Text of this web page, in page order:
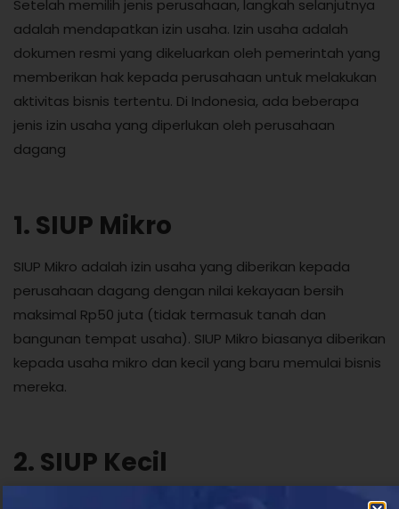
Setelah memilih jenis perusahaan, langkah selanjutnya
adalah mendapatkan izin usaha. Izin usaha adalah
dokumen resmi yang dikeluarkan oleh pemerintah yang
memberikan hak kepada perusahaan untuk melakukan
aktivitas bisnis tertentu. Di Indonesia, ada beberapa
jenis izin usaha yang diperlukan oleh perusahaan
dagang
1. SIUP Mikro
SIUP Mikro adalah izin usaha yang diberikan kepada
perusahaan dagang dengan nilai kekayaan bersih
maksimal Rp50 juta (tidak termasuk tanah dan
bangunan tempat usaha). SIUP Mikro biasanya diberikan
kepada usaha mikro dan kecil yang baru memulai bisnis
mereka.
2. SIUP Kecil